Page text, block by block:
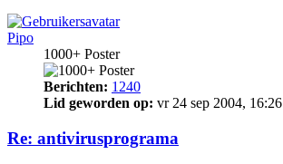
Pipo
1000+ Poster
Berichten: 1240
Lid geworden op: vr 24 sep 2004, 16:26
Re: antivirusprograma